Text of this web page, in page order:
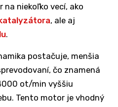
niekoľko vecí, ako
, ale aj
.
postačuje, menšia
čo znamená
ot/min vyššiu
Tento motor je vhodný